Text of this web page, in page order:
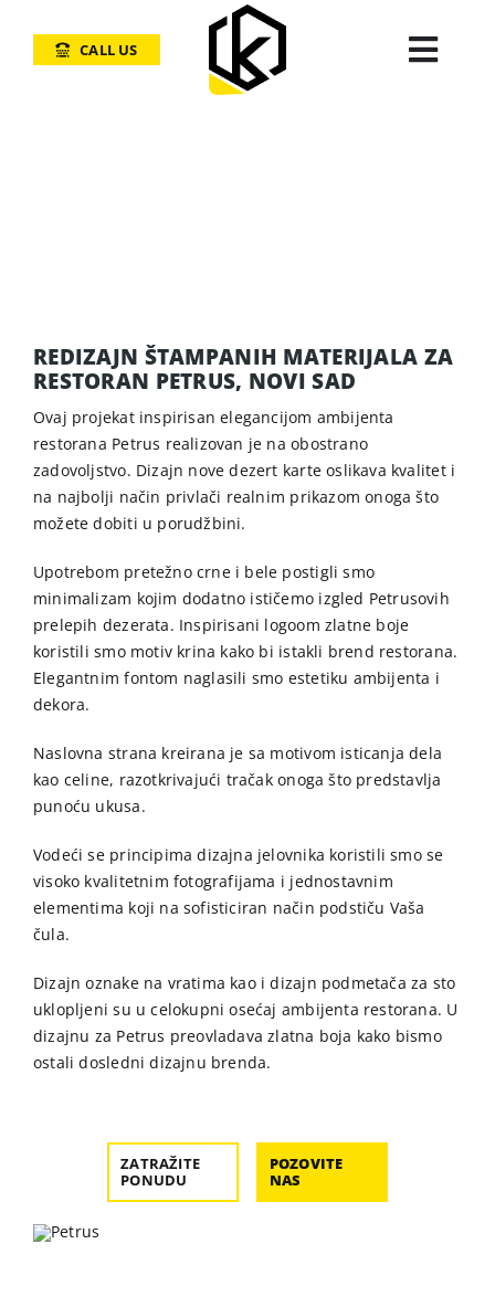
content
CALL US
O NAMA
BLOG
REDIZAJN ŠTAMPANIH MATERIJALA ZA
RESTORAN PETRUS, NOVI SAD
Ovaj projekat inspirisan elegancijom ambijenta
restorana Petrus realizovan je na obostrano
zadovoljstvo. Dizajn nove dezert karte oslikava kvalitet i
na najbolji način privlači realnim prikazom onoga što
možete dobiti u porudžbini.
Upotrebom pretežno crne i bele postigli smo
minimalizam kojim dodatno ističemo izgled Petrusovih
prelepih dezerata. Inspirisani logoom zlatne boje
koristili smo motiv krina kako bi istakli brend restorana.
Elegantnim fontom naglasili smo estetiku ambijenta i
dekora.
Naslovna strana kreirana je sa motivom isticanja dela
kao celine, razotkrivajući tračak onoga što predstavlja
punoću ukusa.
Vodeći se principima dizajna jelovnika koristili smo se
visoko kvalitetnim fotografijama i jednostavnim
elementima koji na sofisticiran način podstiču Vaša
čula.
Dizajn oznake na vratima kao i dizajn podmetača za sto
uklopljeni su u celokupni osećaj ambijenta restorana. U
dizajnu za Petrus preovladava zlatna boja kako bismo
ostali dosledni dizajnu brenda.
ZATRAŽITE
PONUDU
POZOVITE
NAS